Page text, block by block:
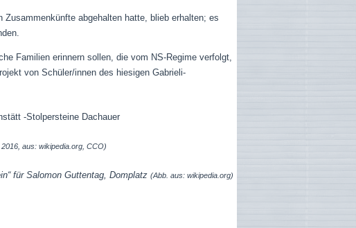
abgehalten hatte, blieb erhalten; es
Familien erinnern sollen, die vom NS-Regime verfolgt,
von Schüler/innen des hiesigen Gabrieli-
aus: wikipedia.org, CCO)
für Salomon Guttentag, Domplatz (Abb. aus: wikipedia.org)